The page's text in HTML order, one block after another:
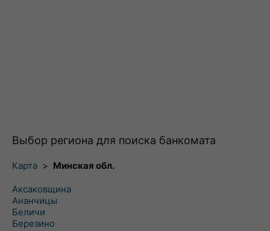
Выбор региона для поиска банкомата
Карта > Минская обл.
Аксаковщина
Ананчицы
Беличи
Березино